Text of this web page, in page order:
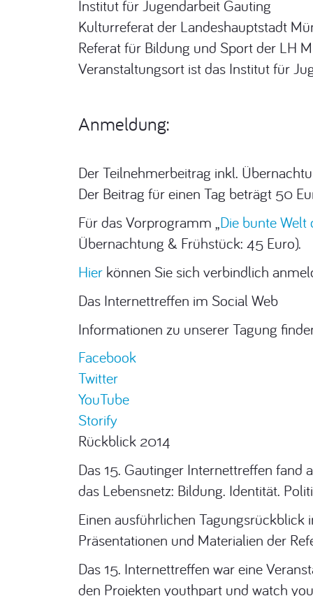
Institut für Jugendarbeit Gauting
Kulturreferat der Landeshauptstadt
Referat für Bildung und Sport der LH
Veranstaltungsort ist das Institut für
Anmeldung:
Der Teilnehmerbeitrag inkl.
Der Beitrag für einen Tag beträgt 50
Für das Vorprogramm „Die bunte Welt
Übernachtung & Frühstück: 45 Euro).
Hier können Sie sich verbindlich
Das Internettreffen im Social Web
Informationen zu unserer Tagung
Facebook
Twitter
YouTube
Storify
Rückblick 2014
Das 15. Gautinger Internettreffen
das Lebensnetz: Bildung. Identität.
Einen ausführlichen
Präsentationen und Materialien der
Das 15. Internettreffen war eine
den Projekten youthpart und watch